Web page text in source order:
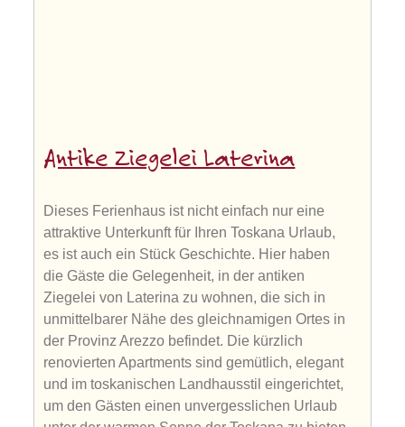
Antike Ziegelei Laterina
Dieses Ferienhaus ist nicht einfach nur eine
attraktive Unterkunft für Ihren Toskana Urlaub,
es ist auch ein Stück Geschichte. Hier haben
die Gäste die Gelegenheit, in der antiken
Ziegelei von Laterina zu wohnen, die sich in
unmittelbarer Nähe des gleichnamigen Ortes in
der Provinz Arezzo befindet. Die kürzlich
renovierten Apartments sind gemütlich, elegant
und im toskanischen Landhausstil eingerichtet,
um den Gästen einen unvergesslichen Urlaub